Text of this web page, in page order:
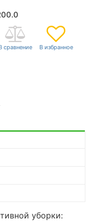
уборки: